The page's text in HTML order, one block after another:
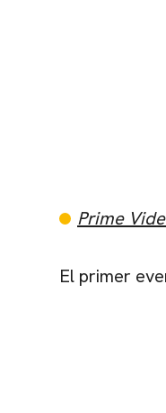
Prime
El primer